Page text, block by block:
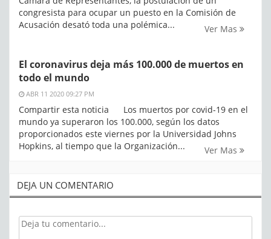
congresista para ocupar un puesto en la Comisión de
Acusación desató toda una polémica...
Ver Mas
El coronavirus deja más 100.000 de muertos en
todo el mundo
ABR 11 2020 09:27 PM
Compartir esta noticia Los muertos por covid-19 en el
mundo ya superaron los 100.000, según los datos
proporcionados este viernes por la Universidad Johns
Hopkins, al tiempo que la Organización...
Ver Mas
DEJA UN COMENTARIO